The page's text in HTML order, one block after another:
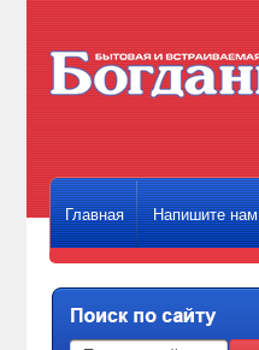
Главная Напишите нам